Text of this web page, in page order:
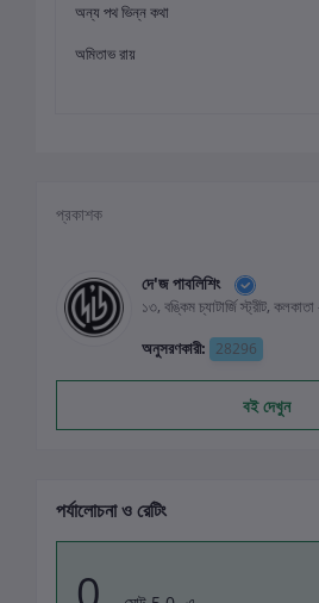
অন্য পথ ভিন্ন কথা
অমিতাভ রায়
প্রকাশক
দে'জ পাবলিশিং
১৩, বঙ্কিম চ্যাটার্জি স্ট্রীট,
অনুসরণকারী: 28296
বই দেখুন
পর্যালোচনা ও রেটিং